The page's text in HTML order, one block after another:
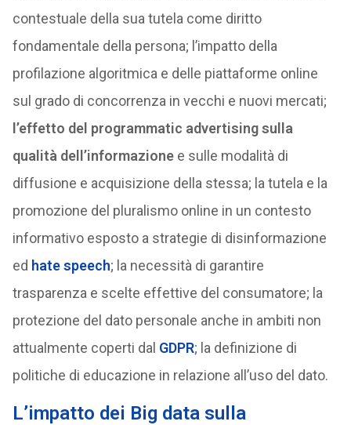
contestuale della sua tutela come diritto
fondamentale della persona; l’impatto della
profilazione algoritmica e delle piattaforme online
sul grado di concorrenza in vecchi e nuovi mercati;
l’effetto del programmatic advertising sulla
qualità dell’informazionee sulle modalità di
diffusione e acquisizione della stessa; la tutela e la
promozione del pluralismo online in un contesto
informativo esposto a strategie di disinformazione
ed hate speech; la necessità di garantire
trasparenza e scelte effettive del consumatore; la
protezione del dato personale anche in ambiti non
attualmente coperti dal GDPR; la definizione di
politiche di educazione in relazione all’uso del dato.
L’impatto dei Big data sulla